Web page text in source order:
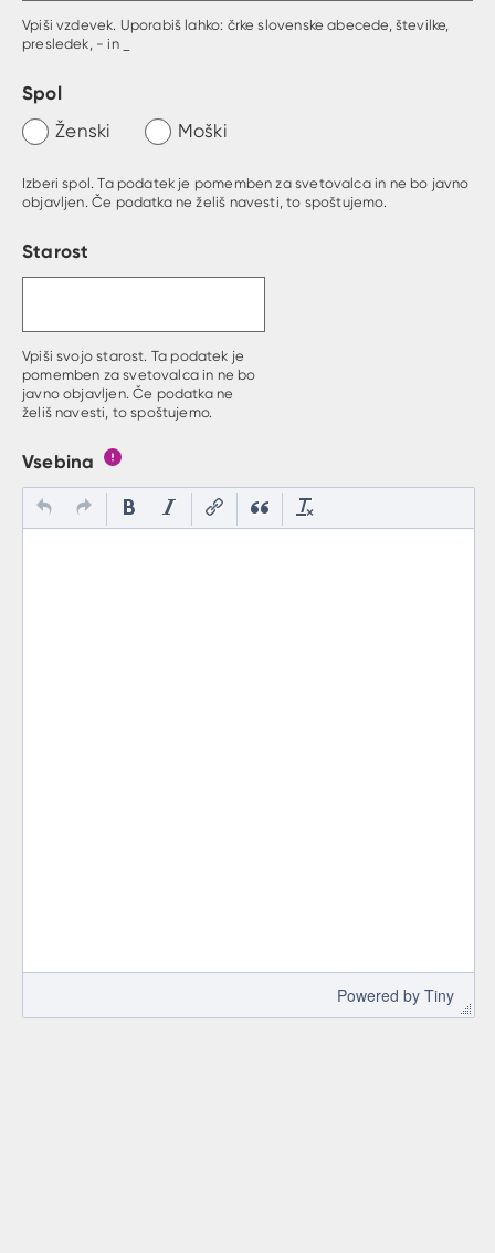
Vpiši vzdevek. Uporabiš lahko: črke slovenske abecede, številke,
presledek, - in _
Spol
Ženski Moški
Izberi spol. Ta podatek je pomemben za svetovalca in ne bo javno
objavljen. Če podatka ne želiš navesti, to spoštujemo.
Starost
Vpiši svojo starost. Ta podatek je
pomemben za svetovalca in ne bo
javno objavljen. Če podatka ne
želiš navesti, to spoštujemo.
Vsebina
Powered by Tiny